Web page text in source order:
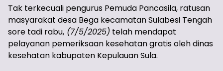
Tak terkecuali pengurus Pemuda Pancasila, ratusan
masyarakat desa Bega kecamatan Sulabesi Tengah
sore tadi rabu, (7/5/2025) telah mendapat
pelayanan pemeriksaan kesehatan gratis oleh dinas
kesehatan kabupaten Kepulauan Sula.